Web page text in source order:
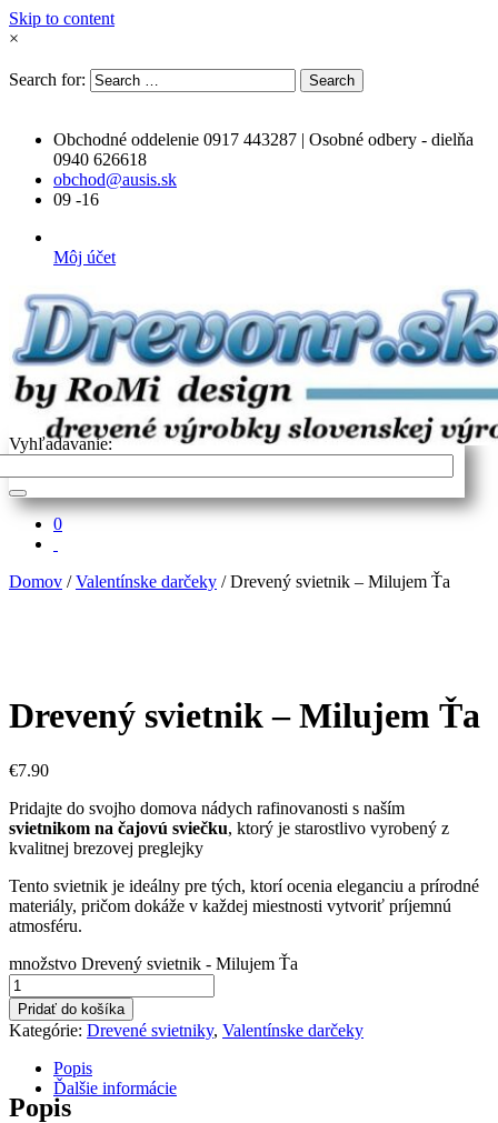
Skip to content
×
Search for: Search
Obchodné oddelenie 0917 443287 | Osobné odbery - dielňa
0940 626618
obchod@ausis.sk
09 -16
Môj účet
Vyhľadavanie:
0
Domov /Valentínske darčeky / Drevený svietnik – Milujem Ťa
Drevený svietnik – Milujem Ťa
€7.90
Pridajte do svojho domova nádych rafinovanosti s naším
svietnikom na čajovú sviečku, ktorý je starostlivo vyrobený z
kvalitnej brezovej preglejky
Tento svietnik je ideálny pre tých, ktorí ocenia eleganciu a prírodné
materiály, pričom dokáže v každej miestnosti vytvoriť príjemnú
atmosféru.
množstvo Drevený svietnik - Milujem Ťa
Pridať do košíka
Kategórie: Drevené svietniky, Valentínske darčeky
Popis
Ďalšie informácie
Popis